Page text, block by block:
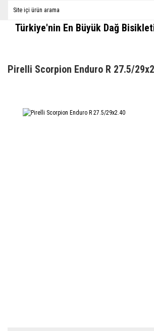
Türkiye'nin En Büyük Dağ
Pirelli Scorpion Enduro R 27.5/